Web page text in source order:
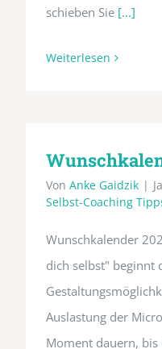
schieben Sie [...]
Weiterlesen
Von Anke Gaidzik |
Selbst-Coaching
Wunschkalender
dich selbst" beginnt
Auslastung der
Moment dauern, bis